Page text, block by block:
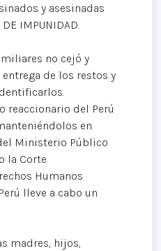
y asesinadas
IMPUNIDAD.
no cejó y
de los restos y
reaccionario del Perú
en
Ministerio Público
la Corte
Humanos
lleve a cabo un
madres, hijos,